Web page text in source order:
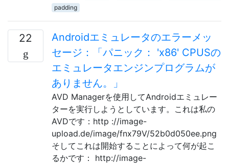
padding
22
Androidエミュレータのエラーメッ
セージ：「パニック： 'x86' CPUSの
エミュレータエンジンプログラムが
ありません。」
AVD Managerを使用してAndroidエミュレー
ターを実行しようとしています。これは私の
AVDです：http ://image-
upload.de/image/fnx79V/52b0d050ee.png
そしてこれは開始することによって何が起こ
るかです： http://image-